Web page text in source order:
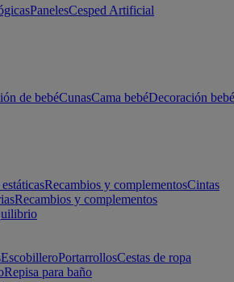
PanelesCesped Artificial
de bebéCunasCama bebéDecoración bebé
Recambios y complementosCintas
Recambios y complementos
EscobilleroPortarrollosCestas de ropa
Repisa para baño